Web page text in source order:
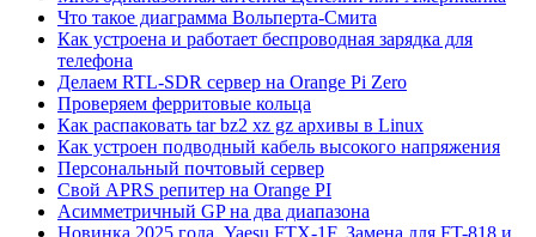
Что такое диаграмма Вольперта-Смита
Как устроена и работает беспроводная зарядка для
телефона
Делаем RTL-SDR сервер на Orange Pi Zero
Проверяем ферритовые кольца
Как распаковать tar bz2 xz gz архивы в Linux
Как устроен подводный кабель высокого напряжения
Персональный почтовый сервер
Свой APRS репитер на Orange PI
Асимметричный GP на два диапазона
Новинка 2025 года. Yaesu FTX-1F. Замена для FT-818 и